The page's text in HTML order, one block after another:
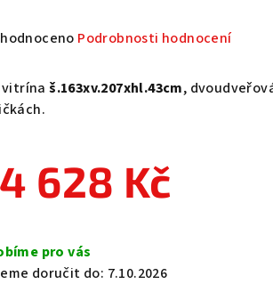
Podrobnosti hodnocení
vitrínaš.163xv.207xhl.43cm,
628 Kč
pro vás
doručit do: 7.10.2026